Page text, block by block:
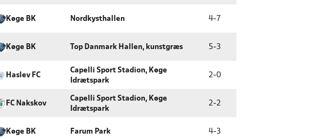
Køge BK Nordkysthallen 4- 7
Køge BK Top Danmark Hallen, kunstgræs 5-3
Haslev FC
Capelli Sport Stadion, Køge
Idrætspark
2-0
FC Nakskov
Capelli Sport Stadion, Køge
Idrætspark
2-2
Køge BK Farum Park 4-3